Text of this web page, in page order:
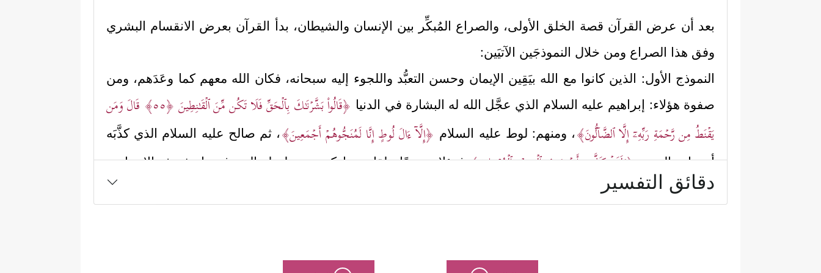
بعد أن عرض القرآن قصة الخلق الأولى، والصراع المُبكِّر بين الإنسان والشيطان، بدأ القرآن بعرض الانقسام البشري
وفق هذا الصراع ومن خلال النموذجَين الآتيَين:
النموذج الأول: الذين كانوا مع الله بيَقِين الإيمان وحسن التعبُّد واللجوء إليه سبحانه، فكان الله معهم كما وعَدَهم، ومن
صفوة هؤلاء: إبراهيم عليه السلام الذي عجَّل الله له البشارة في الدنيا ﴿قَالُواْ بَشَّرۡنَـٰكَ بِٱلۡحَقِّ فَلَا تَكُن مِّنَ ٱلۡقَـٰنِطِینَ ﴿٥٥﴾
قَالَ وَمَن
یَقۡنَطُ مِن رَّحۡمَةِ رَبِّهِۦۤ إِلَّا ٱلضَّاۤلُّونَ﴾، ومنهم: لوط عليه السلام ﴿إِلَّاۤ ءَالَ لُوطٍ إِنَّا لَمُنَجُّوهُمۡ أَجۡمَعِینَ﴾، ثم صالح عليه السلام الذي كذَّبَه
أصحاب الحجر﴿وَلَقَدۡ كَذَّبَ أَصۡحَـٰبُ ٱلۡحِجۡرِ ٱلۡمُرۡسَلِینَ﴾فهؤلاء جميعًا حلقات مباركة من سلسلة النور في تاريخ هذه الإنسانية،
أولئك الذين رفضوا طريق الشيطان، وقاوموه وحذَّرُوا منه.
قوم لوطٍ الذين كذَّبُوه واتبعوا أمر الشيطان؛ فملأهم بكل مُنحرفٍ من الفكر وشاذٍّ من السلوك
دقائق التفسير